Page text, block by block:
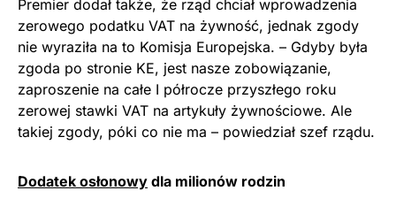
Premier dodał także, że rząd chciał wprowadzenia
zerowego podatku VAT na żywność, jednak zgody
nie wyraziła na to Komisja Europejska. – Gdyby była
zgoda po stronie KE, jest nasze zobowiązanie,
zaproszenie na całe I półrocze przyszłego roku
zerowej stawki VAT na artykuły żywnościowe. Ale
takiej zgody, póki co nie ma – powiedział szef rządu.
Dodatek osłonowy dla milionów rodzin